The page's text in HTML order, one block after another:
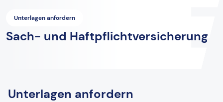
Unterlagen anfordern
Sach- und Haftpflichtversicherung
Unterlagen anfordern